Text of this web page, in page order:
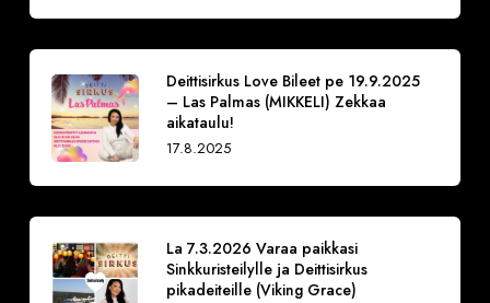
Deittisirkus Love Bileet pe 19.9.2025
– Las Palmas (MIKKELI) Zekkaa
aikataulu!
17.8.2025
La 7.3.2026 Varaa paikkasi
Sinkkuristeilylle ja Deittisirkus
pikadeiteille (Viking Grace)